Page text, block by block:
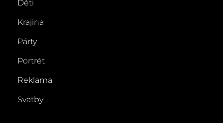
Děti
Krajina
Párty
Portrét
Reklama
Svatby